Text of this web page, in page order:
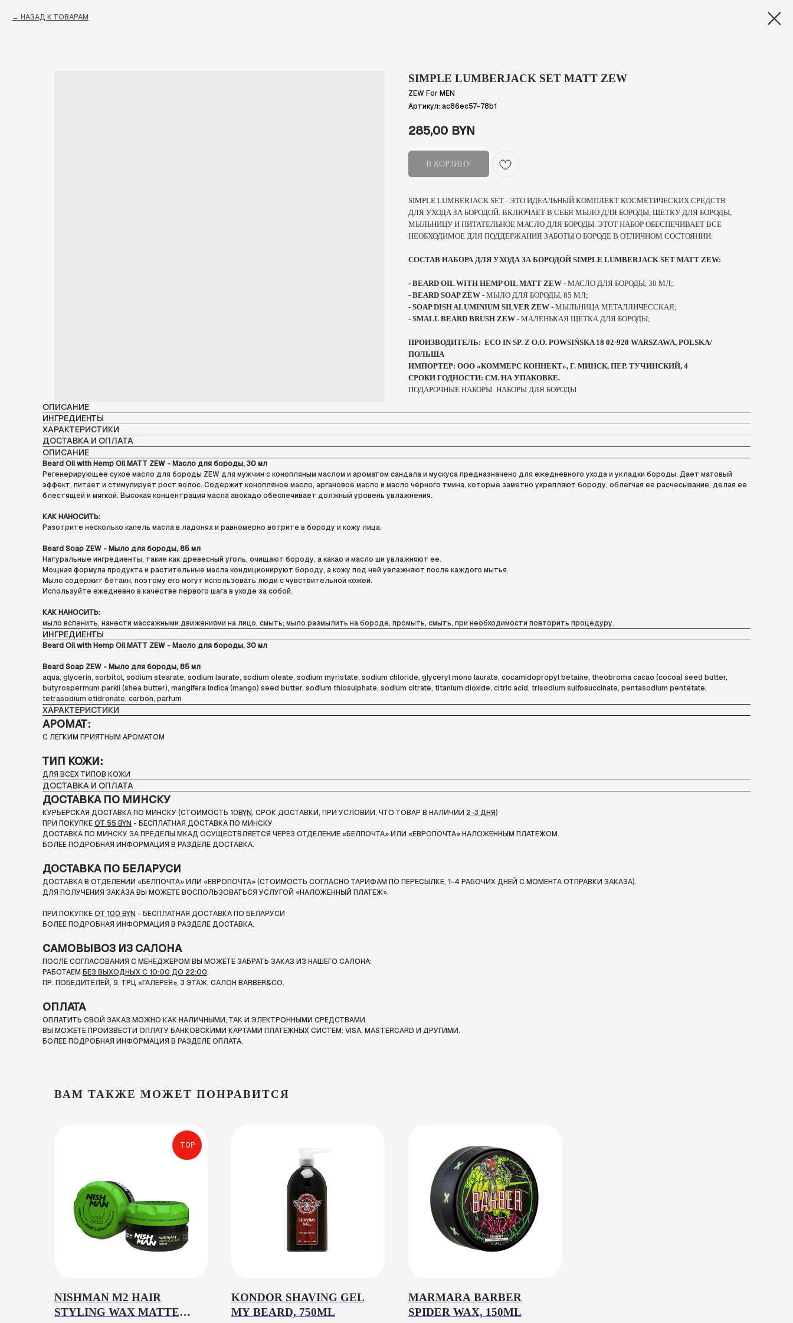
НАЗАД К ТОВАРАМ
SIMPLE LUMBERJACK SET MATT ZEW
ZEW For MEN
Артикул: ac86ec57-78b1
285,00 BYN
В КОРЗИНУ
SIMPLE LUMBERJACK SET - ЭТО ИДЕАЛЬНЫЙ КОМПЛЕКТ КОСМЕТИЧЕСКИХ СРЕДСТВ
ДЛЯ УХОДА ЗА БОРОДОЙ. ВКЛЮЧАЕТ В СЕБЯ МЫЛО ДЛЯ БОРОДЫ, ЩЕТКУ ДЛЯ БОРОДЫ,
МЫЛЬНИЦУ И ПИТАТЕЛЬНОЕ МАСЛО ДЛЯ БОРОДЫ. ЭТОТ НАБОР ОБЕСПЕЧИВАЕТ ВСЕ
НЕОБХОДИМОЕ ДЛЯ ПОДДЕРЖАНИЯ ЗАБОТЫ О БОРОДЕ В ОТЛИЧНОМ СОСТОЯНИИ.
СОСТАВ НАБОРА ДЛЯ УХОДА ЗА БОРОДОЙ SIMPLE LUMBERJACK SET MATT ZEW:
- BEARD OIL WITH HEMP OIL MATT ZEW - МАСЛО ДЛЯ БОРОДЫ, 30 МЛ;
- BEARD SOAP ZEW - МЫЛО ДЛЯ БОРОДЫ, 85 МЛ;
- SOAP DISH ALUMINIUM SILVER ZEW - МЫЛЬНИЦА МЕТАЛЛИЧЕССКАЯ;
- SMALL BEARD BRUSH ZEW - МАЛЕНЬКАЯ ЩЕТКА ДЛЯ БОРОДЫ;
ПРОИЗВОДИТЕЛЬ: ECO IN SP. Z O.O. POWSIŃSKA 18 02-920 WARSZAWA, POLSKA/
ПОЛЬША
ИМПОРТЕР: ООО «КОММЕРС КОННЕКТ», Г. МИНСК, ПЕР. ТУЧИНСКИЙ, 4
СРОКИ ГОДНОСТИ: СМ. НА УПАКОВКЕ.
ПОДАРОЧНЫЕ НАБОРЫ: НАБОРЫ ДЛЯ БОРОДЫ
ОПИСАНИЕ
ИНГРЕДИЕНТЫ
ХАРАКТЕРИСТИКИ
ДОСТАВКА И ОПЛАТА
ОПИСАНИЕ
Beard Oil with Hemp Oil MATT ZEW - Масло для бороды, 30 мл
Регенерирующее сухое масло для бороды ZEW для мужчин с конопляным маслом и ароматом сандала и мускуса предназначено для ежедневного ухода и укладки бороды. Дает матовый
эффект, питает и стимулирует рост волос. Содержит конопляное масло, аргановое масло и масло черного тмина, которые заметно укрепляют бороду, облегчая ее расчесывание, делая ее
блестящей и мягкой. Высокая концентрация масла авокадо обеспечивает должный уровень увлажнения.
КАК НАНОСИТЬ:
Разотрите несколько капель масла в ладонях и равномерно вотрите в бороду и кожу лица.
Beard Soap ZEW - Мыло для бороды, 85 мл
Натуральные ингредиенты, такие как древесный уголь, очищают бороду, а какао и масло ши увлажняют ее.
Мощная формула продукта и растительные масла кондиционируют бороду, а кожу под ней увлажняют после каждого мытья.
Мыло содержит бетаин, поэтому его могут использовать люди с чувствительной кожей.
Используйте ежедневно в качестве первого шага в уходе за собой.
КАК НАНОСИТЬ:
мыло вспенить, нанести массажными движениями на лицо, смыть; мыло размылить на бороде, промыть, смыть, при необходимости повторить процедуру.
ИНГРЕДИЕНТЫ
Beard Oil with Hemp Oil MATT ZEW - Масло для бороды, 30 мл
Beard Soap ZEW - Мыло для бороды, 85 мл
aqua, glycerin, sorbitol, sodium stearate, sodium laurate, sodium oleate, sodium myristate, sodium chloride, glyceryl mono laurate, cocamidopropyl betaine, theobroma cacao (cocoa) seed butter,
butyrospermum parkii (shea butter), mangifera indica (mango) seed butter, sodium thiosulphate, sodium citrate, titanium dioxide, citric acid, trisodium sulfosuccinate, pentasodium pentetate,
tetrasodium etidronate, carbón, parfum
ХАРАКТЕРИСТИКИ
АРОМАТ:
С ЛЕГКИМ ПРИЯТНЫМ АРОМАТОМ
ТИП КОЖИ:
ДЛЯ ВСЕХ ТИПОВ КОЖИ
ДОСТАВКА И ОПЛАТА
ДОСТАВКА ПО МИНСКУ
КУРЬЕРСКАЯ ДОСТАВКА ПО МИНСКУ (СТОИМОСТЬ 10BYN, СРОК ДОСТАВКИ, ПРИ УСЛОВИИ, ЧТО ТОВАР В НАЛИЧИИ 2-3 ДНЯ)
ПРИ ПОКУПКЕОТ 55 BYN - БЕСПЛАТНАЯ ДОСТАВКА ПО МИНСКУ
ДОСТАВКА ПО МИНСКУ ЗА ПРЕДЕЛЫ МКАД ОСУЩЕСТВЛЯЕТСЯ ЧЕРЕЗ ОТДЕЛЕНИЕ «БЕЛПОЧТА»ИЛИ «ЕВРОПОЧТА» НАЛОЖЕННЫМ ПЛАТЕЖОМ.
БОЛЕЕ ПОДРОБНАЯ ИНФОРМАЦИЯ В РАЗДЕЛЕ ДОСТАВКА.
ДОСТАВКА ПО БЕЛАРУСИ
ДОСТАВКА В ОТДЕЛЕНИИ «БЕЛПОЧТА» ИЛИ «ЕВРОПОЧТА» (СТОИМОСТЬ СОГЛАСНО ТАРИФАМ ПО ПЕРЕСЫЛКЕ, 1-4 РАБОЧИХ ДНЕЙ С МОМЕНТА ОТПРАВКИ ЗАКАЗА).
ДЛЯ ПОЛУЧЕНИЯ ЗАКАЗА ВЫ МОЖЕТЕ ВОСПОЛЬЗОВАТЬСЯ УСЛУГОЙ «НАЛОЖЕННЫЙ ПЛАТЕЖ».
ПРИ ПОКУПКЕОТ 100 BYN - БЕСПЛАТНАЯ ДОСТАВКА ПО БЕЛАРУСИ
БОЛЕЕ ПОДРОБНАЯ ИНФОРМАЦИЯ В РАЗДЕЛЕ ДОСТАВКА.
САМОВЫВОЗ ИЗ САЛОНА
ПОСЛЕ СОГЛАСОВАНИЯ С МЕНЕДЖЕРОМ ВЫ МОЖЕТЕ ЗАБРАТЬ ЗАКАЗ ИЗ НАШЕГО САЛОНА:
РАБОТАЕМ БЕЗ ВЫХОДНЫХ С 10:00 ДО 22:00.
ПР. ПОБЕДИТЕЛЕЙ, 9, ТРЦ «ГАЛЕРЕЯ», 3 ЭТАЖ, САЛОН BARBER&CO.
ОПЛАТА
ОПЛАТИТЬ СВОЙ ЗАКАЗ МОЖНО КАК НАЛИЧНЫМИ, ТАК И ЭЛЕКТРОННЫМИ СРЕДСТВАМИ.
ВЫ МОЖЕТЕ ПРОИЗВЕСТИ ОПЛАТУ БАНКОВСКИМИ КАРТАМИ ПЛАТЕЖНЫХ СИСТЕМ: VISA, MASTERCARD И ДРУГИМИ.
БОЛЕЕ ПОДРОБНАЯ ИНФОРМАЦИЯ В РАЗДЕЛЕ ОПЛАТА.
ВАМ ТАКЖЕ МОЖЕТ ПОНРАВИТСЯ
TOP
NISHMAN M2 HAIR
STYLING WAX MATTE
KONDOR SHAVING GEL
MY BEARD, 750ML
MARMARA BARBER
SPIDER WAX, 150ML